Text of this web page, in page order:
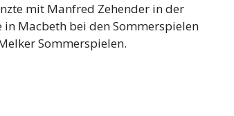
mit Manfred Zehender in der
in Macbeth bei den Sommerspielen
Sommerspielen.